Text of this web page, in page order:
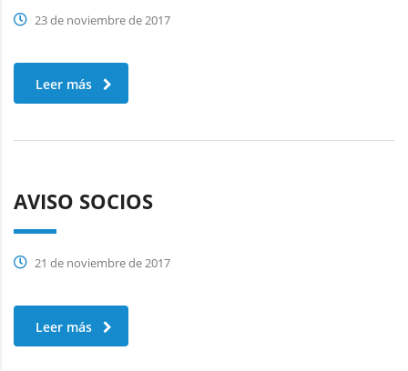
23 de noviembre de 2017
Leer más
AVISO SOCIOS
21 de noviembre de 2017
Leer más